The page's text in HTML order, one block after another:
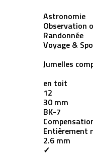
Astronomie
Observation
Randonnée
Voyage &
Jumelles
en toit
12
30 mm
BK-7
Entièrement
2.6 mm
✓